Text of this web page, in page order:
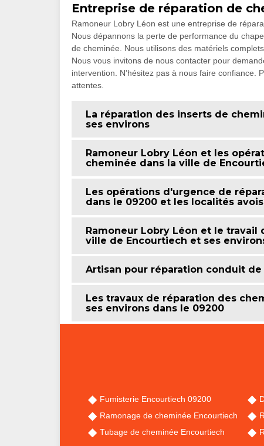
Entreprise de réparation de
Ramoneur Lobry Léon est une entreprise de
Nous dépannons la perte de performance du
de cheminée. Nous utilisons des matériels
Nous vous invitons de nous contacter pour
intervention. N’hésitez pas à nous faire
attentes.
La réparation des inserts de
ses environs
Ramoneur Lobry Léon et les
cheminée dans la ville de
Les opérations d'urgence de
dans le 09200 et les localités
Ramoneur Lobry Léon et le
ville de Encourtiech et ses
Artisan pour réparation conduit
Les travaux de réparation des
ses environs dans le 09200
Fumisterie Encourtiech 09200
Ramonage de cheminée Encourtiech
Tubage de cheminée Encourtiech